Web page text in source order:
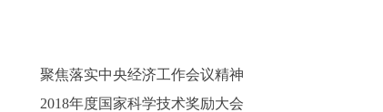
聚焦落实中央经济工作会议精神
2018年度国家科学技术奖励大会